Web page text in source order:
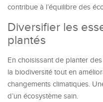
contribue à l’équilibre des
Diversifier les
plantés
En choisissant de planter
la biodiversité tout en
changements climatiques.
d’un écosystème sain.